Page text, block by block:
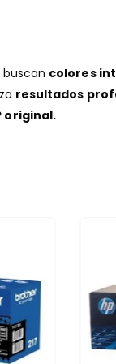
colores
resultados
original.